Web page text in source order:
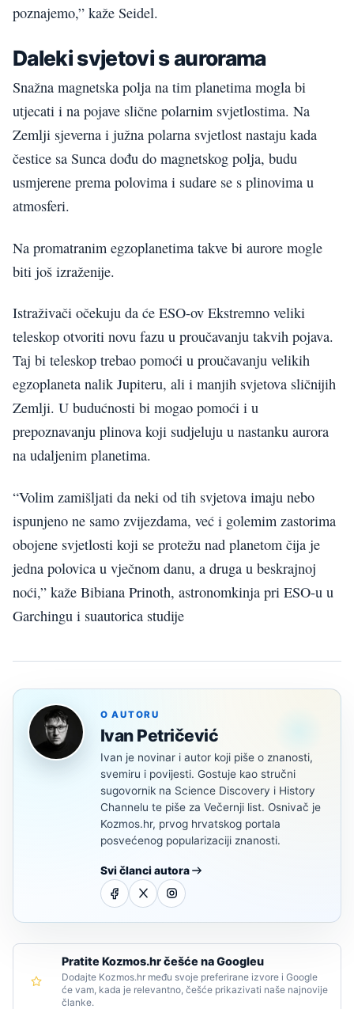
poznajemo,” kaže Seidel.
Daleki svjetovi s aurorama
Snažna magnetska polja na tim planetima mogla bi
utjecati i na pojave slične polarnim svjetlostima. Na
Zemlji sjeverna i južna polarna svjetlost nastaju kada
čestice sa Sunca dođu do magnetskog polja, budu
usmjerene prema polovima i sudare se s plinovima u
atmosferi.
Na promatranim egzoplanetima takve bi aurore mogle
biti još izraženije.
Istraživači očekuju da će ESO-ov Ekstremno veliki
teleskop otvoriti novu fazu u proučavanju takvih pojava.
Taj bi teleskop trebao pomoći u proučavanju velikih
egzoplaneta nalik Jupiteru, ali i manjih svjetova sličnijih
Zemlji. U budućnosti bi mogao pomoći i u
prepoznavanju plinova koji sudjeluju u nastanku aurora
na udaljenim planetima.
“Volim zamišljati da neki od tih svjetova imaju nebo
ispunjeno ne samo zvijezdama, već i golemim zastorima
obojene svjetlosti koji se protežu nad planetom čija je
jedna polovica u vječnom danu, a druga u beskrajnoj
noći,” kaže Bibiana Prinoth, astronomkinja pri ESO-u u
Garchingu i suautorica studije
O AUTORU
Ivan Petričević
Ivan je novinar i autor koji piše o znanosti,
svemiru i povijesti. Gostuje kao stručni
sugovornik na Science Discovery i History
Channelu te piše za Večernji list. Osnivač je
Kozmos.hr, prvog hrvatskog portala
posvećenog popularizaciji znanosti.
Svi članci autora
Pratite Kozmos.hr češće na Googleu
Dodajte Kozmos.hr među svoje preferirane izvore i Google
će vam, kada je relevantno, češće prikazivati naše najnovije
članke.